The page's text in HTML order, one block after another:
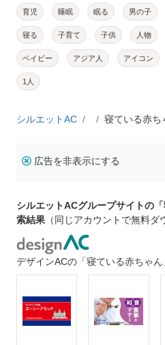
育児 睡眠 眠る 男の子
寝る 子育て 子供 人物
ベイビー アジア人 アイコン
1人
シルエットAC 寝ている赤ち
広告を非表示にする
シルエットACグループサイトの
索結果 （同じアカウントで無料ダ
デザインACの「寝ている赤ちゃ